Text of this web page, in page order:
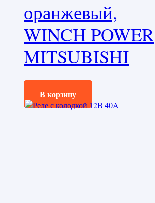
оранжевый,
WINCH POWER
MITSUBISHI
390,0₽
В корзину